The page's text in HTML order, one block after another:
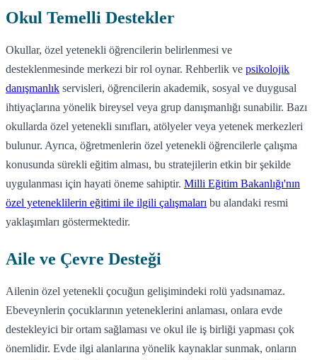
Okul Temelli Destekler
Okullar, özel yetenekli öğrencilerin belirlenmesi ve
desteklenmesinde merkezi bir rol oynar. Rehberlik ve psikolojik
danışmanlık servisleri, öğrencilerin akademik, sosyal ve duygusal
ihtiyaçlarına yönelik bireysel veya grup danışmanlığı sunabilir. Bazı
okullarda özel yetenekli sınıfları, atölyeler veya yetenek merkezleri
bulunur. Ayrıca, öğretmenlerin özel yetenekli öğrencilerle çalışma
konusunda sürekli eğitim alması, bu stratejilerin etkin bir şekilde
uygulanması için hayati öneme sahiptir. Milli Eğitim Bakanlığı'nın
özel yeteneklilerin eğitimi ile ilgili çalışmaları bu alandaki resmi
yaklaşımları göstermektedir.
Aile ve Çevre Desteği
Ailenin özel yetenekli çocuğun gelişimindeki rolü yadsınamaz.
Ebeveynlerin çocuklarının yeteneklerini anlaması, onlara evde
destekleyici bir ortam sağlaması ve okul ile iş birliği yapması çok
önemlidir. Evde ilgi alanlarına yönelik kaynaklar sunmak, onların